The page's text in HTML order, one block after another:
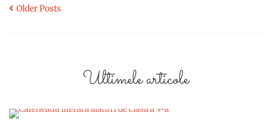
Older Posts
Ultimele articole